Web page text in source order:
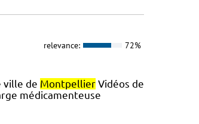
relevance: 72%
ville de MontpellierVidéos de
médicamenteuse